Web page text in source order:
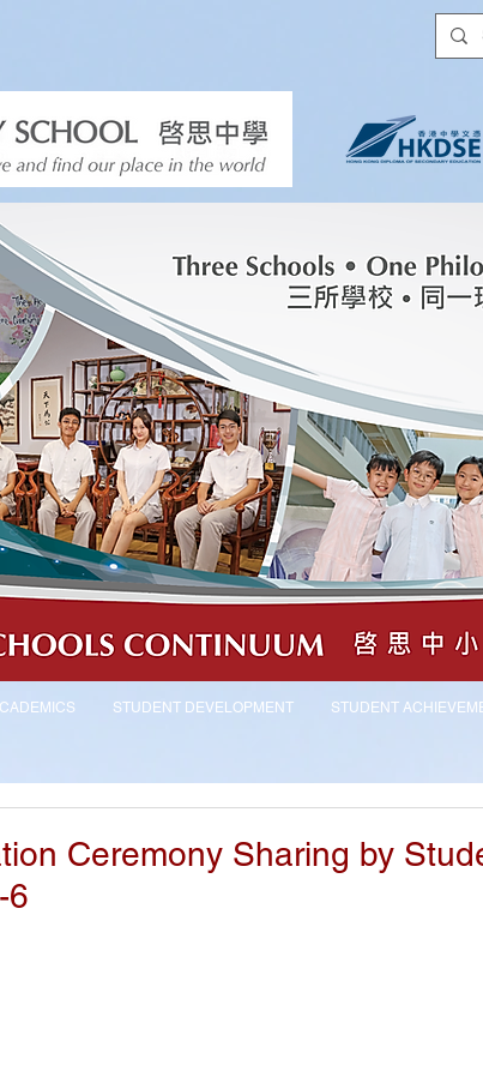
STUDENT DEVELOPMENT STUDENT
Ceremony Sharing by
6